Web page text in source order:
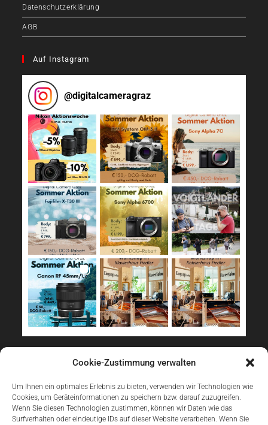
Cookie-Zustimmung verwalten
Um Ihnen ein optimales Erlebnis zu bieten, verwenden wir Technologien wie
Cookies, um Geräteinformationen zu speichern bzw. darauf zuzugreifen.
Wenn Sie diesen Technologien zustimmen, können wir Daten wie das
Surfverhalten oder eindeutige IDs auf dieser Website verarbeiten. Wenn Sie
Datenschutzerklärung
AGB
Auf Instagram
@digitalcameragraz
Sicher Einkaufen